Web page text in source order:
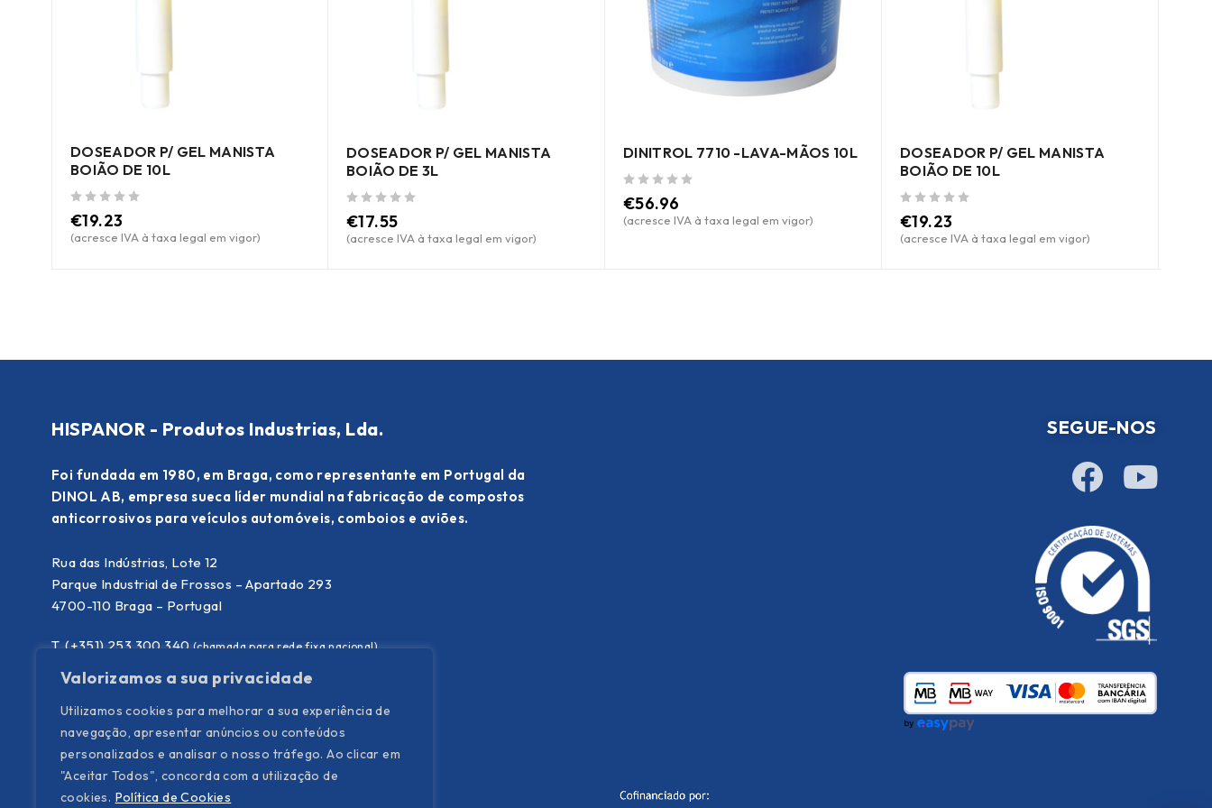
Valorizamos a sua privacidade
Utilizamos cookies para melhorar a sua experiência de
navegação, apresentar anúncios ou conteúdos
personalizados e analisar o nosso tráfego. Ao clicar em
"Aceitar Todos", concorda com a utilização de
cookies. Política de Cookies
DOSEADOR P/ GEL MANISTA
BOIÃO DE 10L
€19.23
(acresce IVA à taxa legal em vigor)
DOSEADOR P/ GEL MANISTA
BOIÃO DE 3L
€17.55
(acresce IVA à taxa legal em vigor)
DINITROL 7710 -LAVA-MÃOS 10L
€56.96
(acresce IVA à taxa legal em vigor)
DOSEADOR P/ GEL MANISTA
BOIÃO DE 10L
€19.23
(acresce IVA à taxa legal em vigor)
HISPANOR - Produtos Industrias, Lda.
Foi fundada em 1980, em Braga, como representante em Portugal da
DINOL AB, empresa sueca líder mundial na fabricação de compostos
anticorrosivos para veículos automóveis, comboios e aviões.
Rua das Indústrias, Lote 12
Parque Industrial de Frossos – Apartado 293
4700-110 Braga – Portugal
T. (+351) 253 300 340(chamada para rede fixa nacional)
E. info@hispanor.pt
SEGUE-NOS